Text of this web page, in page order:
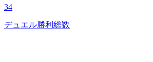
34
デュエル勝利総数